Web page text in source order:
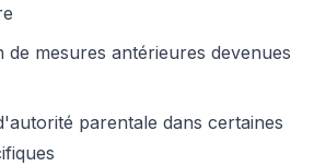
de mesures antérieures devenues
parentale dans certaines